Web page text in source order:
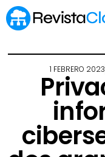
1 FEBRERO 2023